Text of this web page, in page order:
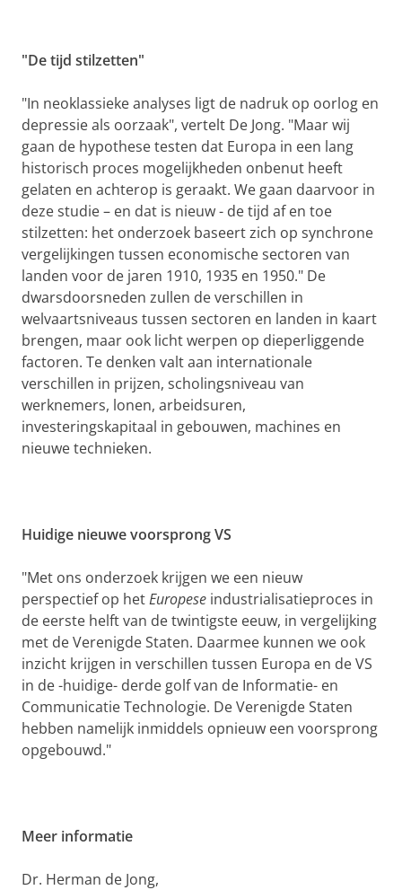
"De tijd stilzetten"
"In neoklassieke analyses ligt de nadruk op oorlog en
depressie als oorzaak", vertelt De Jong. "Maar wij
gaan de hypothese testen dat Europa in een lang
historisch proces mogelijkheden onbenut heeft
gelaten en achterop is geraakt. We gaan daarvoor in
deze studie – en dat is nieuw - de tijd af en toe
stilzetten: het onderzoek baseert zich op synchrone
vergelijkingen tussen economische sectoren van
landen voor de jaren 1910, 1935 en 1950." De
dwarsdoorsneden zullen de verschillen in
welvaartsniveaus tussen sectoren en landen in kaart
brengen, maar ook licht werpen op dieperliggende
factoren. Te denken valt aan internationale
verschillen in prijzen, scholingsniveau van
werknemers, lonen, arbeidsuren,
investeringskapitaal in gebouwen, machines en
nieuwe technieken.
Huidige nieuwe voorsprong VS
"Met ons onderzoek krijgen we een nieuw
perspectief op hetEuropese industrialisatieproces in
de eerste helft van de twintigste eeuw, in vergelijking
met de Verenigde Staten. Daarmee kunnen we ook
inzicht krijgen in verschillen tussen Europa en de VS
in de -huidige- derde golf van de Informatie- en
Communicatie Technologie. De Verenigde Staten
hebben namelijk inmiddels opnieuw een voorsprong
opgebouwd."
Meer informatie
Dr. Herman de Jong,